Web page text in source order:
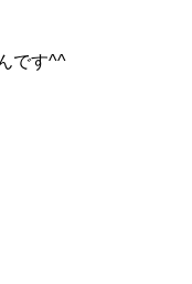
です^^